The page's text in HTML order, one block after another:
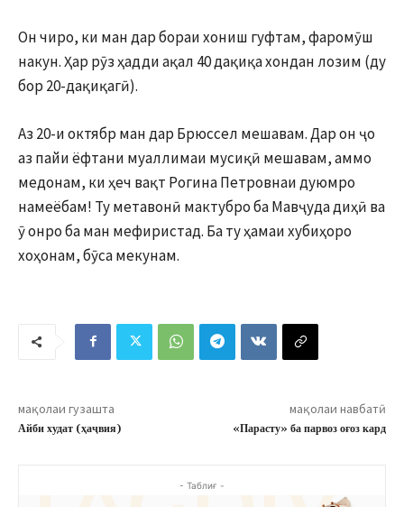
Он чиро, ки ман дар бораи хониш гуфтам, фаромӯш
накун. Ҳар рӯз ҳадди ақал 40 дақиқа хондан лозим (ду
бор 20-дақиқагӣ).
Аз 20-и октябр ман дар Брюссел мешавам. Дар он ҷо
аз пайи ёфтани муаллимаи мусиқӣ мешавам, аммо
медонам, ки ҳеч вақт Рогина Петровнаи дуюмро
намеёбам! Ту метавонӣ мактубро ба Мавҷуда диҳӣ ва
ӯ онро ба ман мефиристад. Ба ту ҳамаи хубиҳоро
хоҳонам, бӯса мекунам.
мақолаи гузашта
Айби худат (ҳаҷвия)
мақолаи навбатӣ
«Парасту» ба парвоз оғоз кард
- Таблиғ -